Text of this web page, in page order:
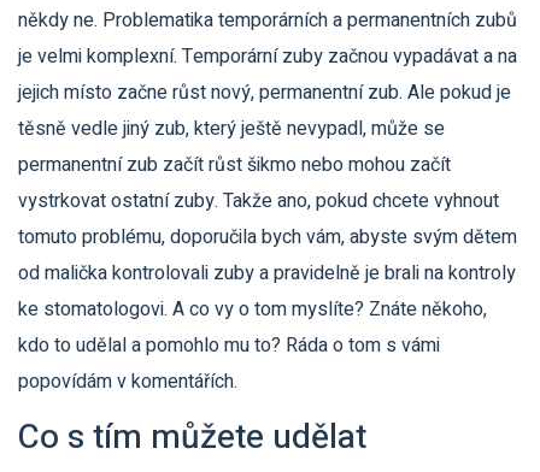
někdy ne. Problematika temporárních a permanentních zubů
je velmi komplexní. Temporární zuby začnou vypadávat a na
jejich místo začne růst nový, permanentní zub. Ale pokud je
těsně vedle jiný zub, který ještě nevypadl, může se
permanentní zub začít růst šikmo nebo mohou začít
vystrkovat ostatní zuby. Takže ano, pokud chcete vyhnout
tomuto problému, doporučila bych vám, abyste svým dětem
od malička kontrolovali zuby a pravidelně je brali na kontroly
ke stomatologovi. A co vy o tom myslíte? Znáte někoho,
kdo to udělal a pomohlo mu to? Ráda o tom s vámi
popovídám v komentářích.
Co s tím můžete udělat